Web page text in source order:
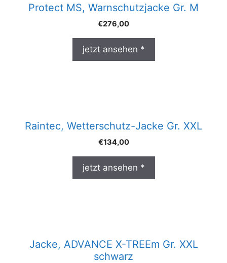
Protect MS, Warnschutzjacke Gr. M
€276,00
jetzt ansehen *
Raintec, Wetterschutz-Jacke Gr. XXL
€134,00
jetzt ansehen *
Jacke, ADVANCE X-TREEm Gr. XXL
schwarz